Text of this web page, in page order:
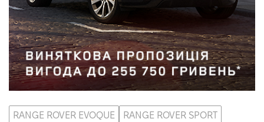
RANGE ROVER EVOQUE
RANGE ROVER SPORT
Підпишись на наш канал та слідкуй за
акціями, послугами та новинками